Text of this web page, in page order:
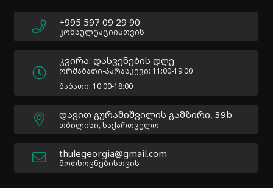
Docs:
https://atakanau.blogspot.com/2021/01/automatic-
menu-
plugin.html
|
Active
Theme:
Impreza
Child
(Impreza-
+995 597 09 29 90
კონსულტაციისთვის
კვირა: დასვენების დღე
ორშაბათი-პარასკევი: 11:00-19:00
შაბათი: 10:00-18:00
დავით გურამიშვილის გამზირი, 39b
თბილისი, საქართველო
thulegeorgia@gmail.com
მოთხოვნებისთვის